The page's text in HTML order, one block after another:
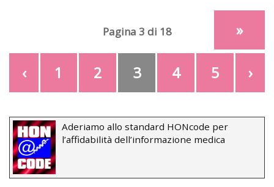
Pagina 3 di 18
‹ 1 2 3 4 5 ›
»
Aderiamo allo standard HONcode per
l’affidabilità dell’informazione medica